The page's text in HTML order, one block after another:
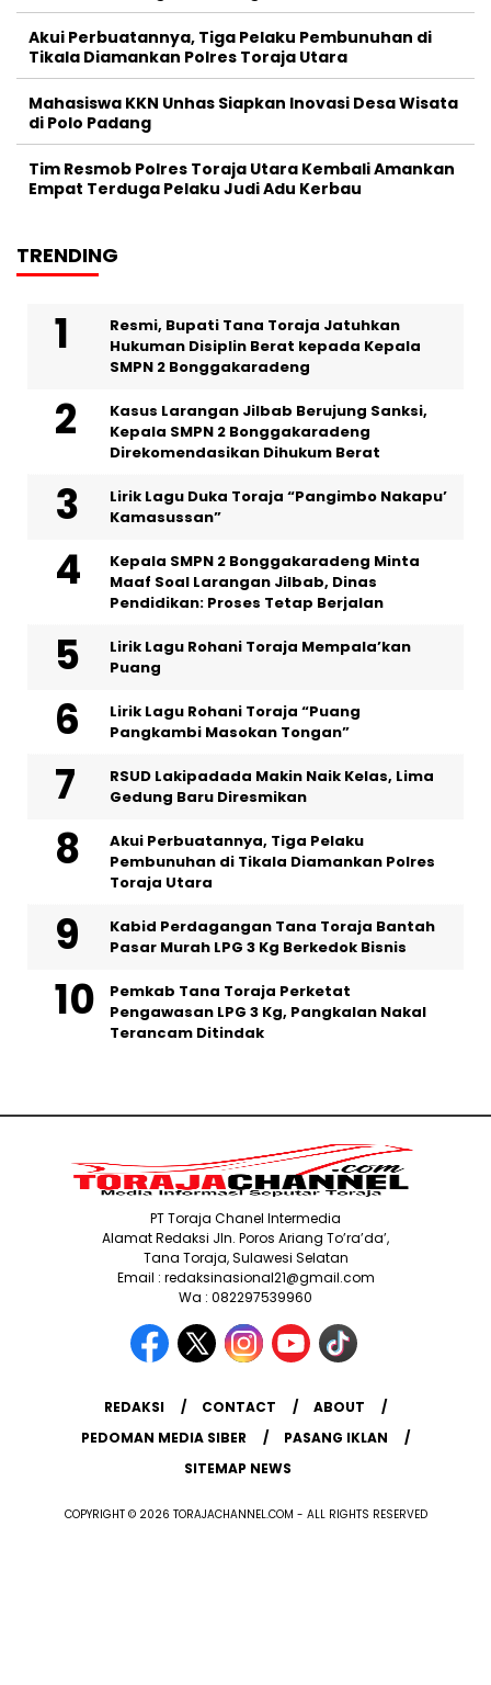
Akui Perbuatannya, Tiga Pelaku Pembunuhan di
Tikala Diamankan Polres Toraja Utara
Mahasiswa KKN Unhas Siapkan Inovasi Desa Wisata
di Polo Padang
Tim Resmob Polres Toraja Utara Kembali Amankan
Empat Terduga Pelaku Judi Adu Kerbau
TRENDING
Resmi, Bupati Tana Toraja Jatuhkan
Hukuman Disiplin Berat kepada Kepala
SMPN 2 Bonggakaradeng
Kasus Larangan Jilbab Berujung Sanksi,
Kepala SMPN 2 Bonggakaradeng
Direkomendasikan Dihukum Berat
Lirik Lagu Duka Toraja “Pangimbo Nakapu’
Kamasussan”
Kepala SMPN 2 Bonggakaradeng Minta
Maaf Soal Larangan Jilbab, Dinas
Pendidikan: Proses Tetap Berjalan
Lirik Lagu Rohani Toraja Mempala’kan
Puang
Lirik Lagu Rohani Toraja “Puang
Pangkambi Masokan Tongan”
RSUD Lakipadada Makin Naik Kelas, Lima
Gedung Baru Diresmikan
Akui Perbuatannya, Tiga Pelaku
Pembunuhan di Tikala Diamankan Polres
Toraja Utara
Kabid Perdagangan Tana Toraja Bantah
Pasar Murah LPG 3 Kg Berkedok Bisnis
Pemkab Tana Toraja Perketat
Pengawasan LPG 3 Kg, Pangkalan Nakal
Terancam Ditindak
PT Toraja Chanel Intermedia
Alamat Redaksi Jln. Poros Ariang To’ra’da’,
Tana Toraja, Sulawesi Selatan
Email : redaksinasional21@gmail.com
Wa : 082297539960
REDAKSI CONTACT
ABOUT
PEDOMAN MEDIA SIBER
PASANG IKLAN
SITEMAP NEWS
COPYRIGHT © 2026 TORAJACHANNEL.COM - ALL RIGHTS RESERVED